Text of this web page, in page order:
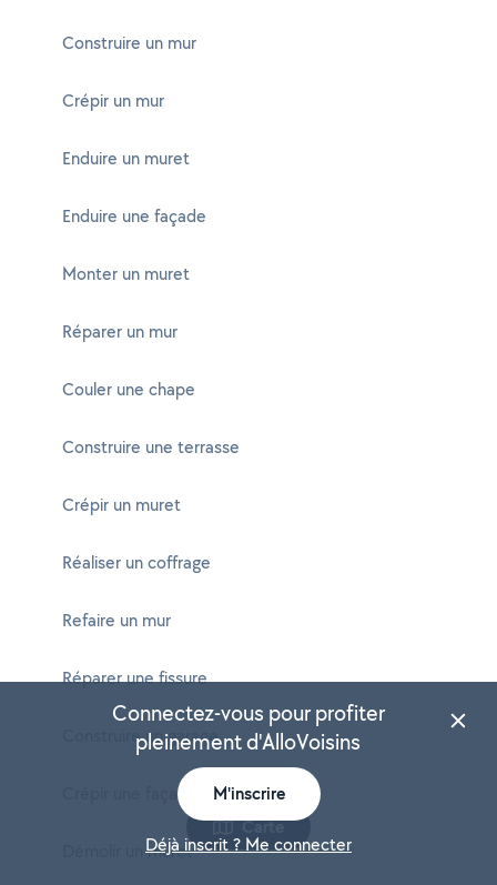
Construire un mur
Crépir un mur
Enduire un muret
Enduire une façade
Monter un muret
Réparer un mur
Couler une chape
Construire une terrasse
Crépir un muret
Réaliser un coffrage
Refaire un mur
Réparer une fissure
Construire un garage
Crépir une façade
Démolir un muret
Carte
Connectez-vous pour profiter
pleinement d'AlloVoisins
M'inscrire
Déjà inscrit ? Me connecter